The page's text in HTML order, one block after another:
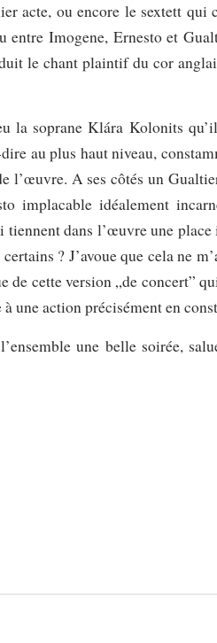
acte, ou encore le sextett
Imogene, Ernesto et
le chant plaintif du cor
la soprane Klára Kolonits
au plus haut niveau,
l’œuvre. A ses côtés un
implacable idéalement
dans l’œuvre une
? J’avoue que cela ne
de cette version „de concert”
une action précisément en
une belle soirée,